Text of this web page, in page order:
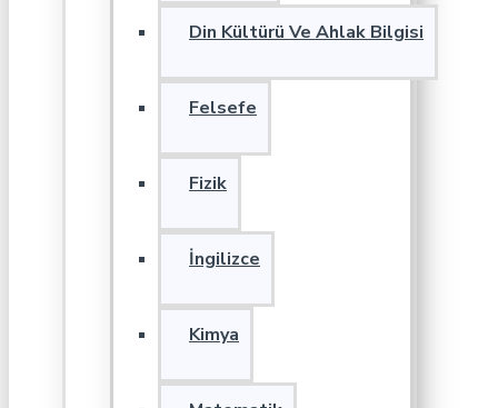
Din Kültürü Ve Ahlak Bilgisi
Felsefe
Fizik
İngilizce
Kimya